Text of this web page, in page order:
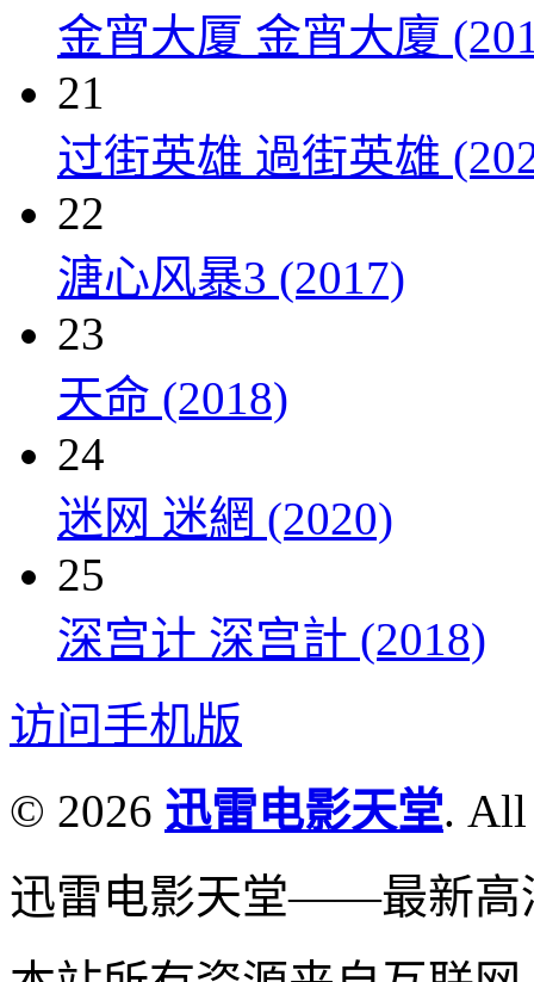
金宵大厦 金宵大廈
21
过街英雄 過街英雄
22
溏心风暴3 (2017)
23
天命 (2018)
24
迷网 迷網 (2020)
25
深宫计 深宫計 (2018)
访问手机版
© 2026 迅雷电影天堂. All
迅雷电影天堂——最新高